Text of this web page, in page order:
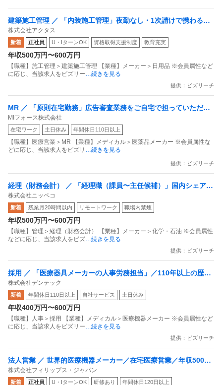
建築施工管理 ／ 「内装施工管理」夜勤なし・1次請けで携わるア
クタス史上最大のプロジェクト／ホテル・商業施設の空間創造
株式会社アクタス
新着 正社員 U・IターンOK 資格取得支援制度 教育充実
年収500万円〜600万円
【職種】施工管理＞建築施工管理 【業種】メーカー＞日用品 ※会員属性など
に応じ、当該求人をビズリー…続きを見る
提供：ビズリーチ
MR ／ 「原則在宅勤務」広告審査業務をご自宅で担っていただけ
ませんか？時短勤務も可
MIフォース株式会社
在宅ワーク 土日休み 年間休日110日以上
【職種】医療営業＞MR 【業種】メディカル＞医薬品メーカー ※会員属性な
どに応じ、当該求人をビズリ …続きを見る
提供：ビズリーチ
経理（財務会計） ／ 「経理職（課員〜主任候補）」国内シェアト
ップクラスの潤滑グリースを生産する化学素材メーカー／業績安
定成長／年間休日129日／賞与6ヶ月分以上／社員定着率8割の安
定企業！
株式会社ニッペコ
新着 残業月20時間以内 リモートワーク 職場内禁煙
年収500万円〜600万円
【職種】管理＞経理（財務会計） 【業種】メーカー＞化学・石油 ※会員属性
などに応じ、当該求人をビズ…続きを見る
提供：ビズリーチ
採用 ／ 「医療器具メーカーの人事労務担当」／110年以上の歴史
を持つ老舗企業・AI活用を推進するバックオフィスの中核
株式会社デンテック
新着 年間休日110日以上 自社サービス 土日休み
年収400万円〜600万円
【職種】人事＞採用 【業種】メディカル＞医療機器メーカー ※会員属性など
に応じ、当該求人をビズリー…続きを見る
提供：ビズリーチ
法人営業 ／ 世界的医療機器メーカー／在宅医療営業／年収500万
～700万／異業界出身活躍
株式会社フィリップス・ジャパン
新着 正社員 U・IターンOK 研修あり 年間休日120日以上